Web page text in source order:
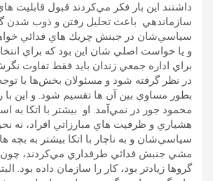
داشتند اين بار فكر مي‌كردند قبول قابليت
سازماندهي باعث تحليل رفتن و ذوب شدن
سياسي‌شان در جبنش چريك هاي فدائي
و يا خواست اصلي شان اين بود كه براي
براي اداره جمعي زندان بايد فقط تفاوت
در نظر گرفته شود و مسئولان بخش‌ها با
بطور مساوي بين آن ها تقسيم شود. و اين
محمود جور در نمي‌آمد. او بيشتر با اتكا به
هشياري و ظرفيت هاي مبارزاتي افراد، نه
سياسي‌شان و به ناچار با اتكا بيشتر به بچه
مشي جنبش فدائي طرفداري مي‌كردند، چون
گروها زيادتر بود، كار را سازمان داده بود.